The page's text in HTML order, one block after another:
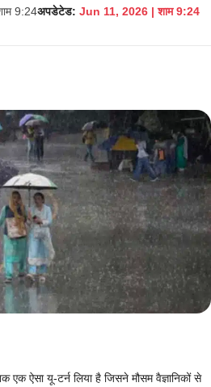
9:24अपडेटेड: Jun 11, 2026 | शाम 9:24
ऐसा यू-टर्न लिया है जिसने मौसम वैज्ञानिकों से